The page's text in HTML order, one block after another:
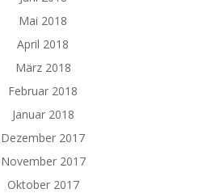
Mai 2018
April 2018
März 2018
Februar 2018
Januar 2018
Dezember 2017
November 2017
Oktober 2017